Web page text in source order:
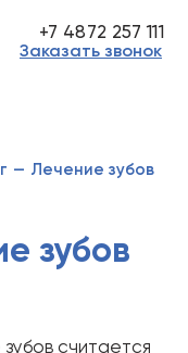
+7 4872 257 111
Заказать звонок
— Лечение зубов
зубов
считается